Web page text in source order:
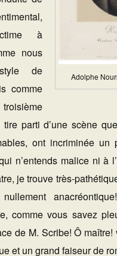
Adolphe
à
nous
de
comme
parti d’une scène
ont incriminée un
n’entends malice ni à
je trouve très-
comme vous savez
de M. Scribe! Ô maître!
et un grand faiseur de